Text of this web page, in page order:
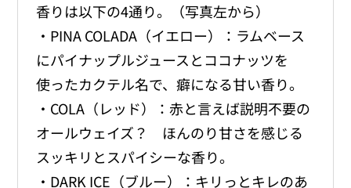
香りは以下の4通り。（写真左から）
・PINA COLADA（イエロー）：ラムベース
にパイナップルジュースとココナッツを
使ったカクテル名で、癖になる甘い香り。
・COLA（レッド）：赤と言えば説明不要の
オールウェイズ？ ほんのり甘さを感じる
スッキリとスパイシーな香り。
・DARK ICE（ブルー）：キリっとキレのあ